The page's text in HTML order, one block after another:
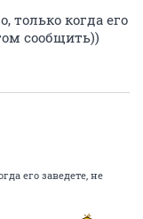
только когда его
сообщить))
его заведете, не